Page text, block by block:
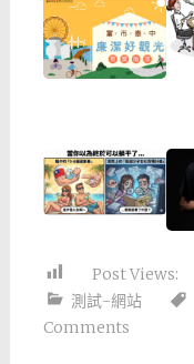
Post Views:
測試-網站
Comments